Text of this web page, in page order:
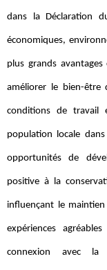
dans la Déclaration
économiques,
plus grands
améliorer le bien-être
conditions de travail
population locale
opportunités de
positive à la
influençant le
expériences
connexion avec